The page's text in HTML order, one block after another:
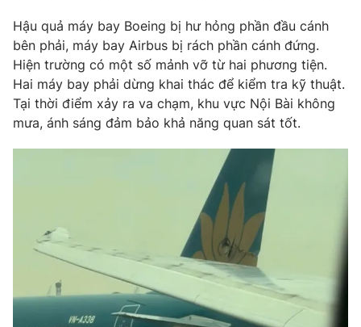
Nhân vật
Khán giả
Giải sao mai
Âm nhạc
Sao
Du lịch
Làm đẹp
Chất lượng cuộc sống
Giáo dục
Tuyển sinh
Học trực tuyến
Công nghệ
Tư vấn
Giao lưu trực tuyến
Chuyên mục khác
Emagazine
Hậu quả máy bay Boeing bị hư hỏng phần đầu cánh
bên phải, máy bay Airbus bị rách phần cánh đứng.
Hiện trường có một số mảnh vỡ từ hai phương tiện.
Hai máy bay phải dừng khai thác để kiểm tra kỹ thuật.
Tại thời điểm xảy ra va chạm, khu vực Nội Bài không
mưa, ánh sáng đảm bảo khả năng quan sát tốt.